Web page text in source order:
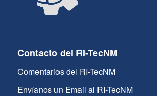
Contacto del RI-TecNM
Comentarios del RI-TecNM
Envíanos un Email al RI-TecNM